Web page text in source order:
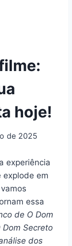
hoje!
de 2025
experiência
explode em
essa
de O Dom
Secreto
dos